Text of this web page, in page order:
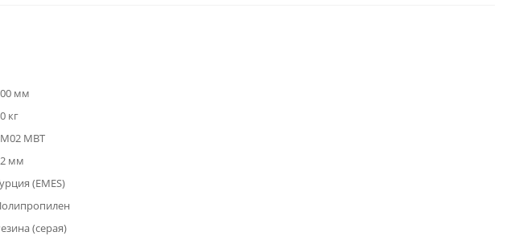
мм
кг
MBT
мм
(EMES)
(серая)